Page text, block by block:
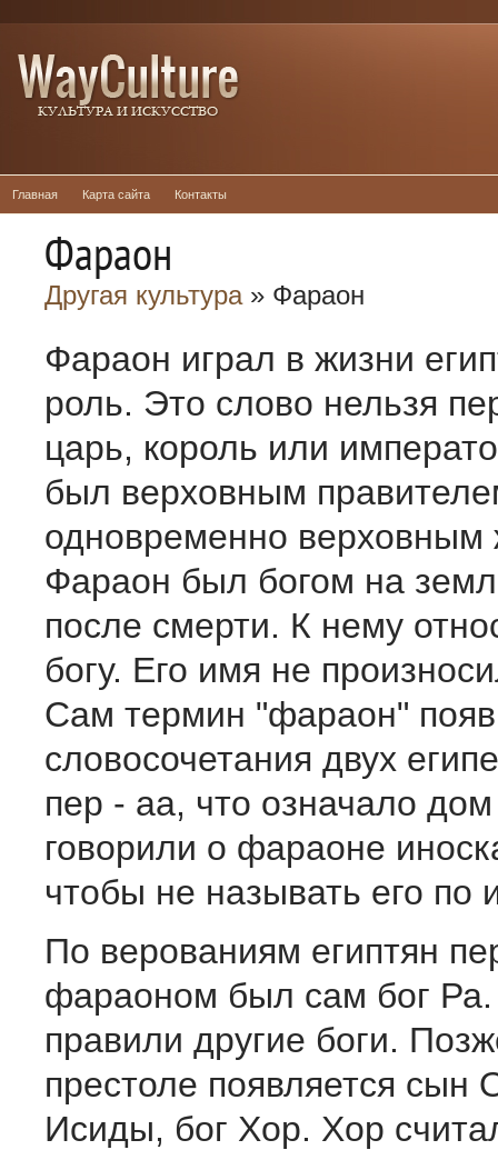
Главная Карта сайта Контакты
Фараон
Другая культура» Фараон
Фараон играл в жизни
роль. Это слово нельзя
царь, король или
был верховным
одновременно верховным
Фараон был богом на
после смерти. К нему
богу. Его имя не
Сам термин "фараон"
словосочетания двух
пер - аа, что означало
говорили о фараоне
чтобы не называть его по
По верованиям египтян
фараоном был сам бог
правили другие боги.
престоле появляется сын
Исиды, бог Хор. Хор